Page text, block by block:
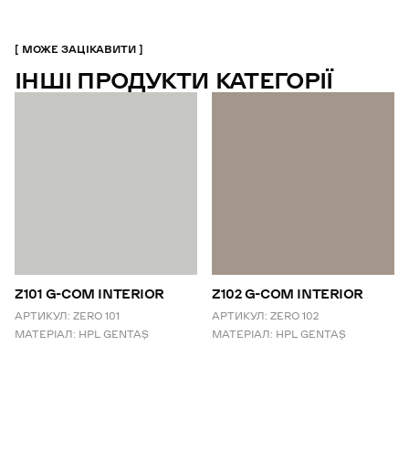
МОЖЕ ЗАЦІКАВИТИ
ІНШІ ПРОДУКТИ КАТЕГОРІЇ
Z101 G-COM INTERIOR
АРТИКУЛ: ZERO 101
МАТЕРІАЛ: HPL GENTAŞ
Z102 G-COM INTERIOR
АРТИКУЛ: ZERO 102
МАТЕРІАЛ: HPL GENTAŞ